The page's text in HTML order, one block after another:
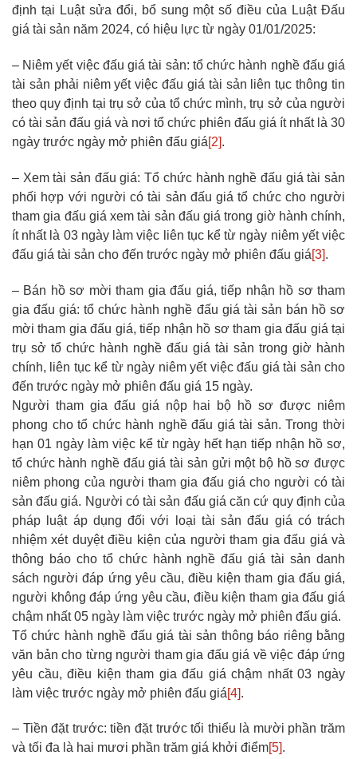
định tại Luật sửa đổi, bổ sung một số điều của Luật Đấu
giá tài sản năm 2024, có hiệu lực từ ngày 01/01/2025:
– Niêm yết việc đấu giá tài sản: tổ chức hành nghề đấu giá
tài sản phải niêm yết việc đấu giá tài sản liên tục thông tin
theo quy định tại trụ sở của tổ chức mình, trụ sở của người
có tài sản đấu giá và nơi tổ chức phiên đấu giá ít nhất là 30
ngày trước ngày mở phiên đấu giá[2].
– Xem tài sản đấu giá: Tổ chức hành nghề đấu giá tài sản
phối hợp với người có tài sản đấu giá tổ chức cho người
tham gia đấu giá xem tài sản đấu giá trong giờ hành chính,
ít nhất là 03 ngày làm việc liên tục kể từ ngày niêm yết việc
đấu giá tài sản cho đến trước ngày mở phiên đấu giá[3].
– Bán hồ sơ mời tham gia đấu giá, tiếp nhận hồ sơ tham
gia đấu giá: tổ chức hành nghề đấu giá tài sản bán hồ sơ
mời tham gia đấu giá, tiếp nhận hồ sơ tham gia đấu giá tại
trụ sở tổ chức hành nghề đấu giá tài sản trong giờ hành
chính, liên tục kể từ ngày niêm yết việc đấu giá tài sản cho
đến trước ngày mở phiên đấu giá 15 ngày.
Người tham gia đấu giá nộp hai bộ hồ sơ được niêm
phong cho tổ chức hành nghề đấu giá tài sản. Trong thời
hạn 01 ngày làm việc kể từ ngày hết hạn tiếp nhận hồ sơ,
tổ chức hành nghề đấu giá tài sản gửi một bộ hồ sơ được
niêm phong của người tham gia đấu giá cho người có tài
sản đấu giá. Người có tài sản đấu giá căn cứ quy định của
pháp luật áp dụng đối với loại tài sản đấu giá có trách
nhiệm xét duyệt điều kiện của người tham gia đấu giá và
thông báo cho tổ chức hành nghề đấu giá tài sản danh
sách người đáp ứng yêu cầu, điều kiện tham gia đấu giá,
người không đáp ứng yêu cầu, điều kiện tham gia đấu giá
chậm nhất 05 ngày làm việc trước ngày mở phiên đấu giá.
Tổ chức hành nghề đấu giá tài sản thông báo riêng bằng
văn bản cho từng người tham gia đấu giá về việc đáp ứng
yêu cầu, điều kiện tham gia đấu giá chậm nhất 03 ngày
làm việc trước ngày mở phiên đấu giá[4].
– Tiền đặt trước: tiền đặt trước tối thiểu là mười phần trăm
và tối đa là hai mươi phần trăm giá khởi điểm[5].